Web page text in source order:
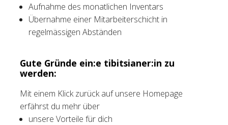
Aufnahme des monatlichen Inventars
Übernahme einer Mitarbeiterschicht in
regelmässigen Abständen
Gute Gründe ein:e tibitsianer:in zu
werden:
Mit einem Klick zurück auf unsere Homepage
erfährst du mehr über
unsere Vorteile für dich